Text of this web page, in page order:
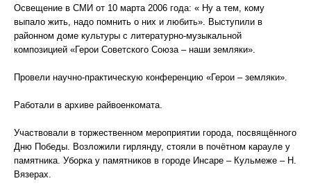
Освещение в СМИ от 10 марта 2006 года: « Ну а тем, кому
выпало жить, надо помнить о них и любить». Выступили в
районном доме культуры с литературно-музыкальной
композицией «Герои Советского Союза – наши земляки».
Провели научно-практическую конференцию «Герои – земляки».
Работали в архиве райвоенкомата.
Участвовали в торжественном мероприятии города, посвящённого
Дню Победы. Возложили гирлянду, стояли в почётном карауле у
памятника. Уборка у памятников в городе Инсаре – Кульмеже – Н.
Вязерах.